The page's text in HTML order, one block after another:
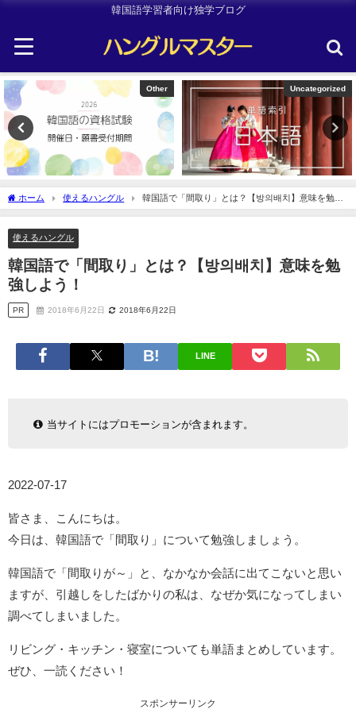
韓国語学習者向け独学ブログ
Uncategorized TOPIK
ホーム 使えるハングル
韓国語で「間取り」とは？【방의배치】意味を勉強
しよう！
使えるハングル
韓国語で「間取り」とは？【방의배치】意味を勉
強しよう！
PR 2018年6月22日 2018年6月22日
LINE
当サイトにはプロモーションが含まれます。
2022-07-17
皆さま、こんにちは。
今日は、韓国語で「間取り」について勉強しましょう。
韓国語で「間取りが～」と、なかなか会話に出てこないと思い
ますが、引越しをしたばかりの私は、なぜか気になってしまい
調べてしまいました。
リビング・キッチン・寝室についても単語まとめしています。
ぜひ、一読ください！
スポンサーリンク